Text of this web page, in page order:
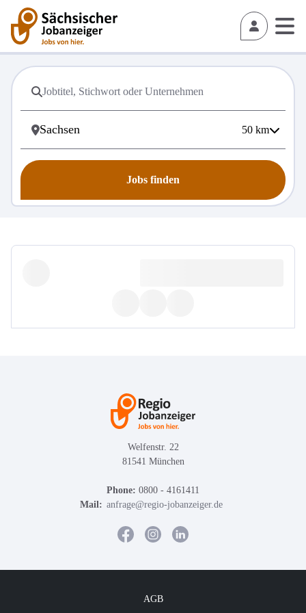
50 km
Jobs finden
Welfenstr. 22
81541 München
Phone: 0800 - 4161411
Mail: anfrage@regio-jobanzeiger.de
AGB